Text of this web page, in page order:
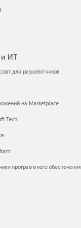
и ИТ
для разработчиков
на Marketplace
Tech
программного обеспечения